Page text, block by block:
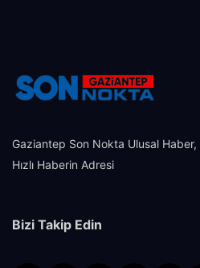
Gaziantep Son Nokta Ulusal
Hızlı Haberin Adresi
Bizi Takip Edin